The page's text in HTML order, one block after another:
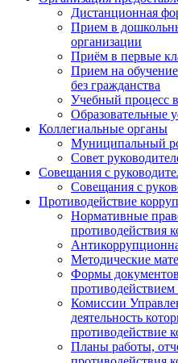
Дистанционная
Прием в
организации
Приём в первые
Прием на
без гражданства
Учебный процесс
Образовательные
Коллегиальные органы
Муниципальный
Совет
Совещания с
Совещания с
Противодействие
Нормативные
противодействия
Методические
Формы
Комиссии
деятельность
противодействие
Планы работы,